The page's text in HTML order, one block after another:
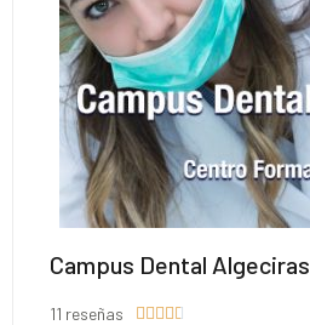
Campus Dental Algeciras
11 reseñas     